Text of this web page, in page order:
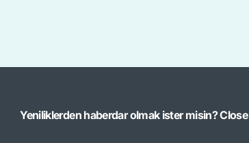
Yeniliklerden haberdar olmak ister misin?Close